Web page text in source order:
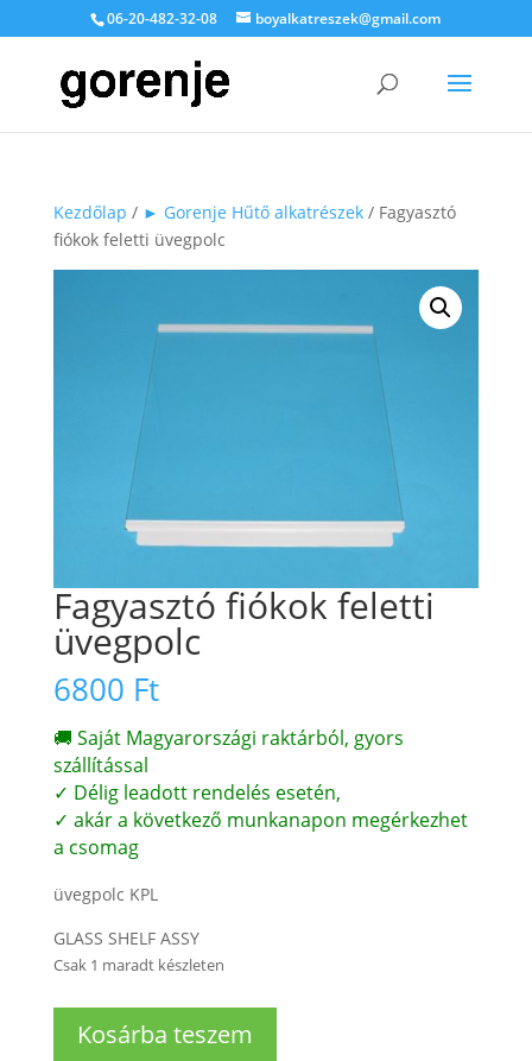
06-20-482-32-08 boyalkatreszek@gmail.com
Kezdőlap / ► Gorenje Hűtő alkatrészek/ Fagyasztó
fiókok feletti üvegpolc
Fagyasztó fiókok feletti
üvegpolc
6800 Ft
🚚 Saját Magyarországi raktárból, gyors
szállítással
✓ Délig leadott rendelés esetén,
✓ akár a következő munkanapon megérkezhet
a csomag
üvegpolc KPL
GLASS SHELF ASSY
Csak 1 maradt készleten
Fagyasztó
fiókokKosárba teszem